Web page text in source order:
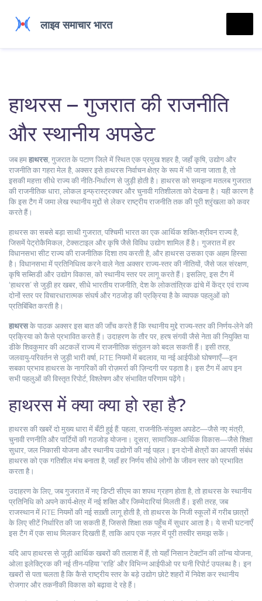
हाथरस – गुजरात की राजनीति
और स्थानीय अपडेट
जब हमहाथरस, गुजरात के पटाण जिले में स्थित एक प्रमुख शहर है, जहाँ कृषि, उद्योग और
राजनीति का गहरा मेल है, अक्सर इसेहाथरस निर्वाचन क्षेत्रके रूप में भी जाना जाता है, तो
इसकी महत्ता सीधे राज्य की नीति‑निर्धारण से जुड़ी होती है। हाथरस को समझना मतलब गुजरात
की राजनीतिक धारा, लोकल इन्फ्रास्ट्रक्चर और चुनावी गतिशीलता को देखना है। यही कारण है
कि इस टैग में जमा लेख स्थानीय मुद्दों से लेकर राष्ट्रीय राजनीति तक की पूरी श्रृंखला को कवर
करते हैं।
हाथरस का सबसे बड़ा साथीगुजरात, पश्चिमी भारत का एक आर्थिक शक्ति‑श्रीवन राज्य है,
जिसमें पेट्रोकैमिकल, टेक्सटाइल और कृषि जैसे विविध उद्योग शामिल हैंहै। गुजरात में हर
विधानसभा सीट राज्य की राजनीतिक दिशा तय करती है, और हाथरस उसका एक अहम हिस्सा
है। विधानसभा में प्रतिनिधित्व करने वाले नेता अक्सर राज्य‑स्तर की नीतियों, जैसे जल संरक्षण,
कृषि सब्सिडी और उद्योग विकास, को स्थानीय स्तर पर लागू करते हैं। इसलिए, इस टैग में
‘हाथरस’ से जुड़ी हर खबर, सीधेभारतीय राजनीति, देश के लोकतांत्रिक ढांचे में केंद्र एवं राज्य
दोनों स्तर पर विचारधारात्मक संघर्ष और गठजोड़ की प्रक्रिया हैके व्यापक पहलुओं को
प्रतिबिंबित करती है।
हाथरसके पाठक अक्सर इस बात की जाँच करते हैं कि स्थानीय मुद्दे राज्य‑स्तर की निर्णय‑लेने की
प्रक्रिया को कैसे प्रभावित करते हैं। उदाहरण के तौर पर, हरष संगवी जैसे नेता की नियुक्ति या
डीके शिवकुमार की अटकलें राज्य में राजनीतिक संतुलन को बदल सकती हैं। इसी तरह,
जलवायु‑परिवर्तन से जुड़ी भारी वर्षा, RTE नियमों में बदलाव, या नई आईपीओ घोषणाएँ—इन
सबका प्रभाव हाथरस के नागरिकों की रोज़मर्रा की ज़िन्दगी पर पड़ता है। इस टैग में आप इन
सभी पहलुओं की विस्तृत रिपोर्ट, विश्लेषण और संभावित परिणाम पढ़ेंगे।
हाथरस में क्या क्या हो रहा है?
हाथरस की खबरें दो मुख्य धारा में बँटी हुई हैं: पहला, राजनीति‑संयुक्त अपडेट—जैसे नए मंत्री,
चुनावी रणनीति और पार्टियों की गठजोड़ योजना। दूसरा, सामाजिक‑आर्थिक विकास—जैसे शिक्षा
सुधार, जल निकासी योजना और स्थानीय उद्योगों की नई पहल। इन दोनों क्षेत्रों का आपसी संबंध
हाथरस को एक गतिशील मंच बनाता है, जहाँ हर निर्णय सीधे लोगों के जीवन स्तर को प्रभावित
करता है।
उदाहरण के लिए, जब गुजरात में नए डिप्टी सीएम का शपथ ग्रहण होता है, तो हाथरस के स्थानीय
प्रतिनिधि को अपने कार्य‑क्षेत्र में नई शक्ति और जिम्मेदारियां मिलती हैं। इसी तरह, जब
राजस्थान में RTE नियमों की नई सख़्ती लागू होती है, तो हाथरस के निजी स्कूलों में गरीब छात्रों
के लिए सीटें निर्धारित की जा सकती हैं, जिससे शिक्षा तक पहुँच में सुधार आता है। ये सभी घटनाएँ
इस टैग में एक साथ मिलकर दिखती हैं, ताकि आप एक नज़र में पूरी तस्वीर समझ सकें।
यदि आप हाथरस से जुड़ी आर्थिक खबरों की तलाश में हैं, तो यहाँ निसान टेक्टॉन की लॉन्च योजना,
ओला इलेक्ट्रिक की नई तीन‑पहिया ‘राहि’ और विभिन्न आईपीओ पर घनी रिपोर्ट उपलब्ध है। इन
खबरों से पता चलता है कि कैसे राष्ट्रीय स्तर के बड़े उद्योग छोटे शहरों में निवेश कर स्थानीय
रोजगार और तकनीकी विकास को बढ़ावा दे रहे हैं।